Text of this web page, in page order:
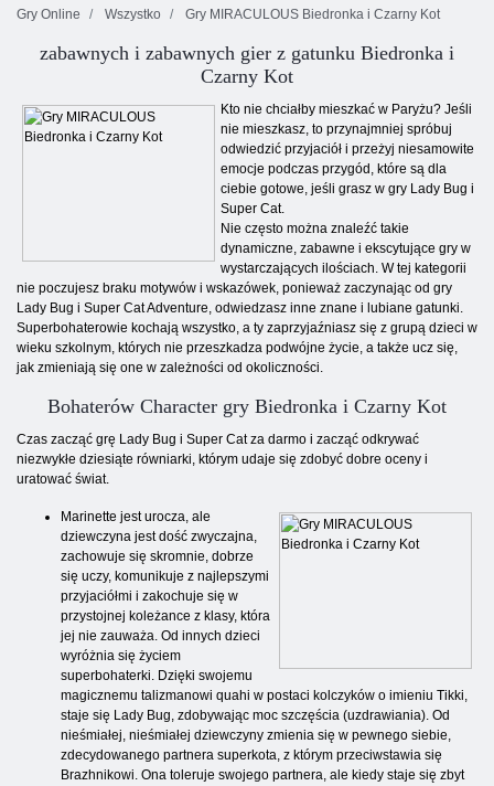
Gry Online Wszystko Gry MIRACULOUS Biedronka i Czarny Kot
zabawnych i zabawnych gier z gatunku Biedronka i
Czarny Kot
Kto nie chciałby mieszkać w Paryżu? Jeśli
nie mieszkasz, to przynajmniej spróbuj
odwiedzić przyjaciół i przeżyj niesamowite
emocje podczas przygód, które są dla
ciebie gotowe, jeśli grasz w gry Lady Bug i
Super Cat.
Nie często można znaleźć takie
dynamiczne, zabawne i ekscytujące gry w
wystarczających ilościach. W tej kategorii
nie poczujesz braku motywów i wskazówek, ponieważ zaczynając od gry
Lady Bug i Super Cat Adventure, odwiedzasz inne znane i lubiane gatunki.
Superbohaterowie kochają wszystko, a ty zaprzyjaźniasz się z grupą dzieci w
wieku szkolnym, których nie przeszkadza podwójne życie, a także ucz się,
jak zmieniają się one w zależności od okoliczności.
Bohaterów Character gry Biedronka i Czarny Kot
Czas zacząć grę Lady Bug i Super Cat za darmo i zacząć odkrywać
niezwykłe dziesiąte równiarki, którym udaje się zdobyć dobre oceny i
uratować świat.
Marinette jest urocza, ale
dziewczyna jest dość zwyczajna,
zachowuje się skromnie, dobrze
się uczy, komunikuje z najlepszymi
przyjaciółmi i zakochuje się w
przystojnej koleżance z klasy, która
jej nie zauważa. Od innych dzieci
wyróżnia się życiem
superbohaterki. Dzięki swojemu
magicznemu talizmanowi quahi w postaci kolczyków o imieniu Tikki,
staje się Lady Bug, zdobywając moc szczęścia (uzdrawiania). Od
nieśmiałej, nieśmiałej dziewczyny zmienia się w pewnego siebie,
zdecydowanego partnera superkota, z którym przeciwstawia się
Brazhnikowi. Ona toleruje swojego partnera, ale kiedy staje się zbyt